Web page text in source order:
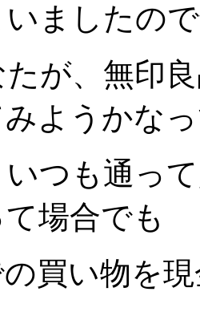
ましたの
たが、無印
ようかな
いつも通っ
場合でも
買い物を